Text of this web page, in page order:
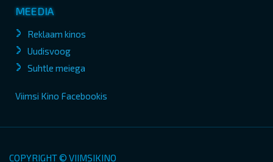
MEEDIA
Reklaam kinos
Uudisvoog
Suhtle meiega
Viimsi Kino Facebookis
COPYRIGHT © VIIMSIKINO